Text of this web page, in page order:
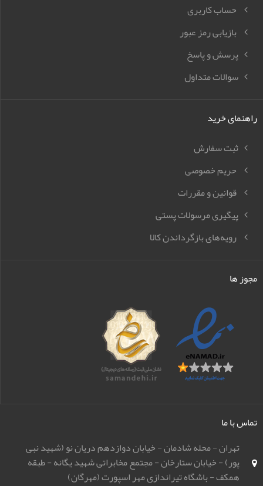
حساب کاربری
بازیابی رمز عبور
پرسش و پاسخ
سوالات متداول
راهنمای خرید
ثبت سفارش
حریم خصوصی
قوانین و مقررات
پیگیری مرسولات پستی
رویه‌های بازگرداندن کالا
مجوز ها
تماس با ما
تهران - محله شادمان - خیابان دوازدهم دریان نو (شهید نبی
پور) - خیابان ستارخان - مجتمع مخابراتی شهید یگانه - طبقه
همکف - باشگاه تیراندازی مهر اسپورت (مهرگان)